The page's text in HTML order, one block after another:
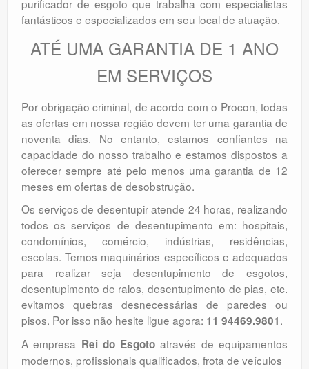
purificador de esgoto que trabalha com especialistas
fantásticos e especializados em seu local de atuação.
ATÉ UMA GARANTIA DE 1 ANO
EM SERVIÇOS
Por obrigação criminal, de acordo com o Procon, todas
as ofertas em nossa região devem ter uma garantia de
noventa dias. No entanto, estamos confiantes na
capacidade do nosso trabalho e estamos dispostos a
oferecer sempre até pelo menos uma garantia de 12
meses em ofertas de desobstrução.
Os serviços de desentupir atende 24 horas, realizando
todos os serviços de desentupimento em: hospitais,
condomínios, comércio, indústrias, residências,
escolas. Temos maquinários específicos e adequados
para realizar seja desentupimento de esgotos,
desentupimento de ralos, desentupimento de pias, etc.
evitamos quebras desnecessárias de paredes ou
pisos. Por isso não hesite ligue agora: 11 94469.9801.
A empresa Rei do Esgoto através de equipamentos
modernos, profissionais qualificados, frota de veículos